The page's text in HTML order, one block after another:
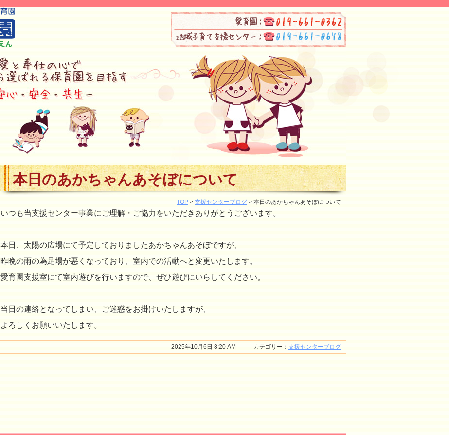
本日のあかちゃんあそぼについて
TOP > 支援センターブログ > 本日のあかちゃんあそぼについて
いつも当支援センター事業にご理解・ご協力をいただきありがとうございます。
本日、太陽の広場にて予定しておりましたあかちゃんあそぼですが、
昨晩の雨の為足場が悪くなっており、室内での活動へと変更いたします。
愛育園支援室にて室内遊びを行いますので、ぜひ遊びにいらしてください。
当日の連絡となってしまい、ご迷惑をお掛けいたしますが、
よろしくお願いいたします。
2025年10月6日 8:20 AM カテゴリー： 支援センターブログ